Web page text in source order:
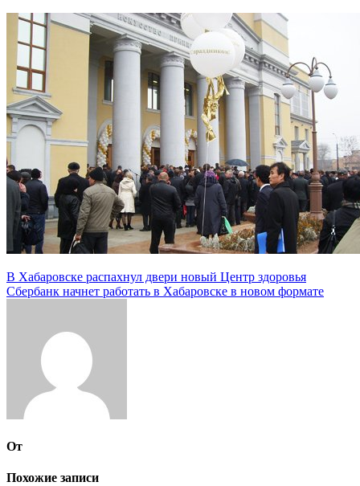
Навигация
по
В Хабаровске распахнул двери новый Центр здоровья
Сбербанк начнет работать в Хабаровске в новом формате
От
Похожие записи